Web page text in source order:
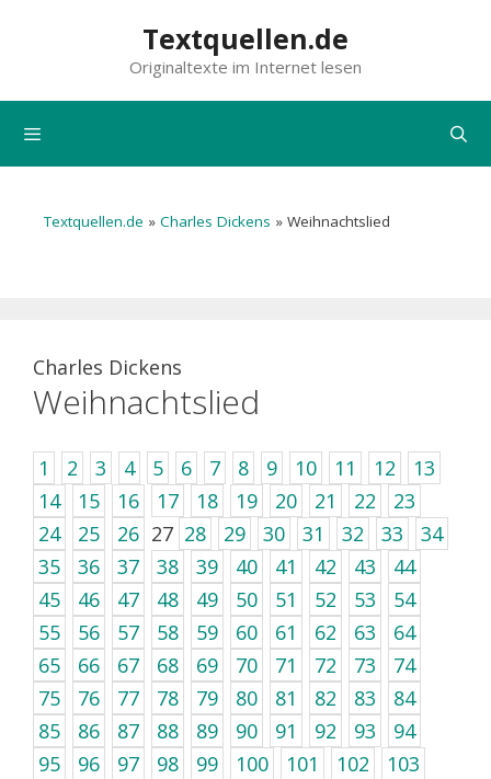
Textquellen.de
Originaltexte im Internet lesen
Textquellen.de » Charles Dickens » Weihnachtslied
Charles Dickens
Weihnachtslied
1 2 3 4 5 6 7 8 9 10 11 12
13
14
15 16 17 18 19 20 21 22
23
24
25 26 27 28 29 30 31 32 33
34
35
36 37 38 39 40 41 42 43
44
45
46 47 48 49 50 51 52 53
54
55
56 57 58 59 60 61 62 63
64
65
66 67 68 69 70 71 72 73
74
75
76 77 78 79 80 81 82 83
84
85
86 87 88 89 90 91 92 93
94
95
96 97 98 99 100 101 102
103